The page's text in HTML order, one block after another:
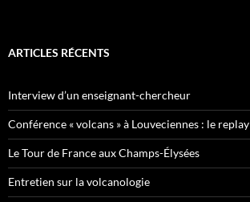
ARTICLES RÉCENTS
Interview d’un enseignant-chercheur
Conférence « volcans » à Louveciennes : le replay
Le Tour de France aux Champs-Élysées
Entretien sur la volcanologie